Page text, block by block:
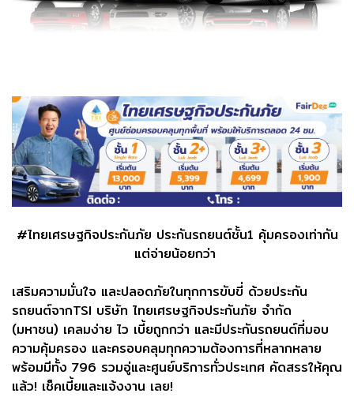
#ไทยเศรษฐกิจประกันภัย ประกันรถยนต์ชั้น1 คุ้มครองเท่ากัน
แต่จ่ายน้อยกว่า
เสริมความมั่นใจ และปลอดภัยในทุกการขับขี่ ด้วยประกัน
รถยนต์จากTSI บริษัท ไทยเศรษฐกิจประกันภัย จำกัด
(มหาชน) เคลมง่าย ไว เบี้ยถูกกว่า และมีประกันรถยนต์ที่มอบ
ความคุ้มครอง และครอบคลุมทุกความต้องการที่หลากหลาย
พร้อมมีทั้ง 796 รวมอู่และศูนย์บริการทั่วประเทศ คัดสรรให้คุณ
แล้ว! เช็คเบี้ยและแจ้งงาน เลย!